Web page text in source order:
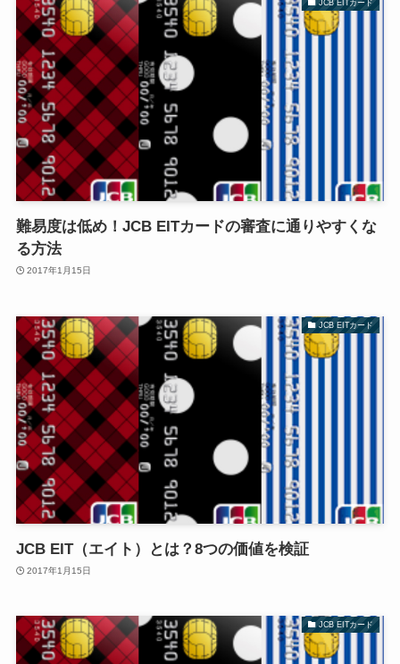
JCB EITカード
難易度は低め！JCB EITカードの審査に通りやすくな
る方法
2017年1月15日
JCB EITカード
JCB EIT（エイト）とは？8つの価値を検証
2017年1月15日
JCB EITカード